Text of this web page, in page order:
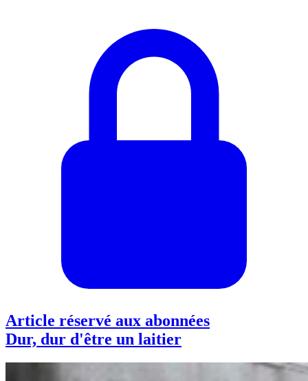
Article réservé aux abonnées
Dur, dur d'être un laitier